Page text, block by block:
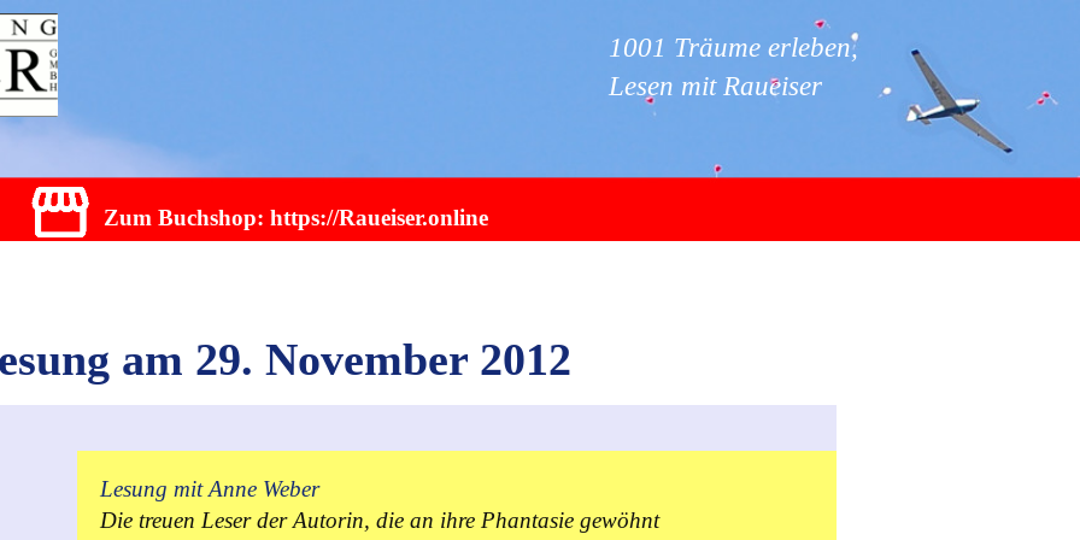
1001 Träume erleben,
Lesen mit Raueiser
Zum Buchshop: https://Raueiser.online
am 29. November 2012
Lesung mit Anne Weber
Die treuen Leser der Autorin, die an ihre Phantasie gewöhnt